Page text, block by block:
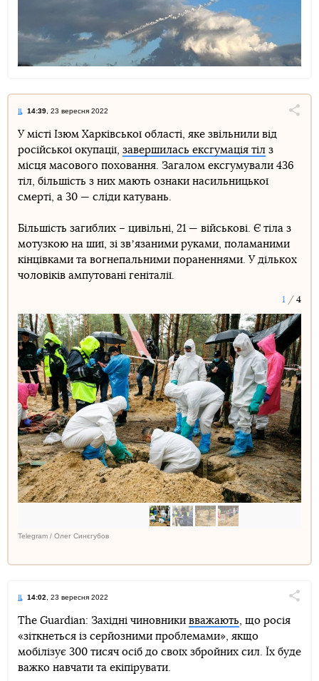
14:39 , 23 вересня 2022
TelegramFacebookTwitter
У місті Ізюм Харківської області, яке звільнили від
російської окупації, завершилась ексгумація тіл з
місця масового поховання. Загалом ексгумували 436
тіл, більшість з них мають ознаки насильницької
смерті, а 30 — сліди катувань.
Більшість загиблих – цивільні, 21 — військові. Є тіла з
мотузкою на шиї, зі звʼязаними руками, поламаними
кінцівками та вогнепальними пораненнями. У дількох
чоловіків ампутовані геніталії.
1 4
Telegram / Олег Синєгубов
14:02 , 23 вересня 2022
TelegramFacebookTwitter
The Guardian: Західні чиновники вважають , що росія
«зіткнеться із серйозними проблемами», якщо
мобілізує 300 тисяч осіб до своїх збройних сил. Їх буде
важко навчати та екіпірувати.